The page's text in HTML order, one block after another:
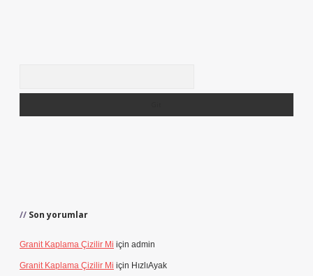
Son yorumlar
Granit Kaplama Çizilir Mi için admin
Granit Kaplama Çizilir Mi için HızlıAyak